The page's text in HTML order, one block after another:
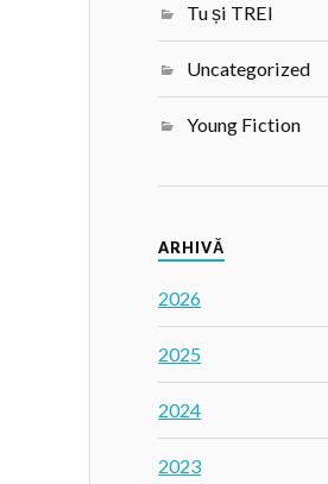
Tu și TREI
Uncategorized
Young Fiction
ARHIVĂ
2026
2025
2024
2023